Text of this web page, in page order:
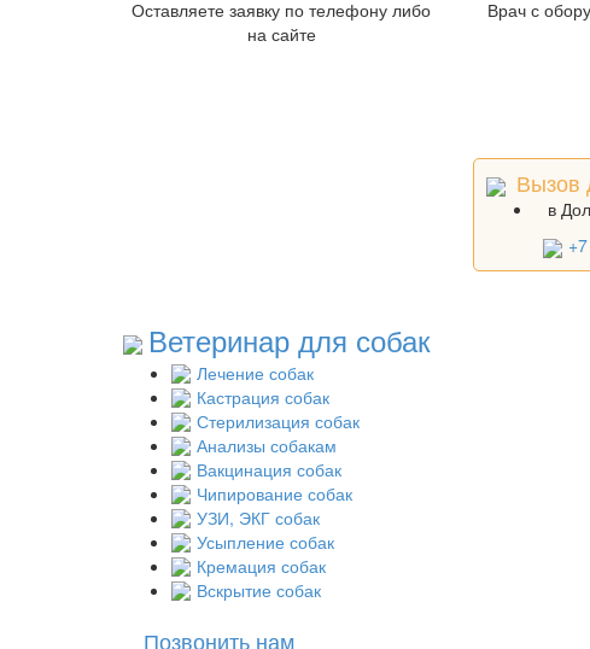
Оставляете заявку по телефону либо
на сайте
Врач с
Вызов
в
Ветеринар для собак
Лечение собак
Кастрация собак
Стерилизация собак
Анализы собакам
Вакцинация собак
Чипирование собак
УЗИ, ЭКГ собак
Усыпление собак
Кремация собак
Вскрытие собак
Позвонить нам